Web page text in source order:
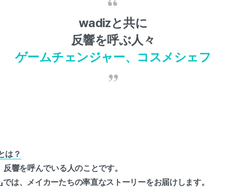
wadizと共に
反響を呼ぶ人々
ゲームチェンジャー、コスメシェフ
は？
響を呼んでいる人のことです。
では、メイカーたちの率直なストーリーをお届けします。